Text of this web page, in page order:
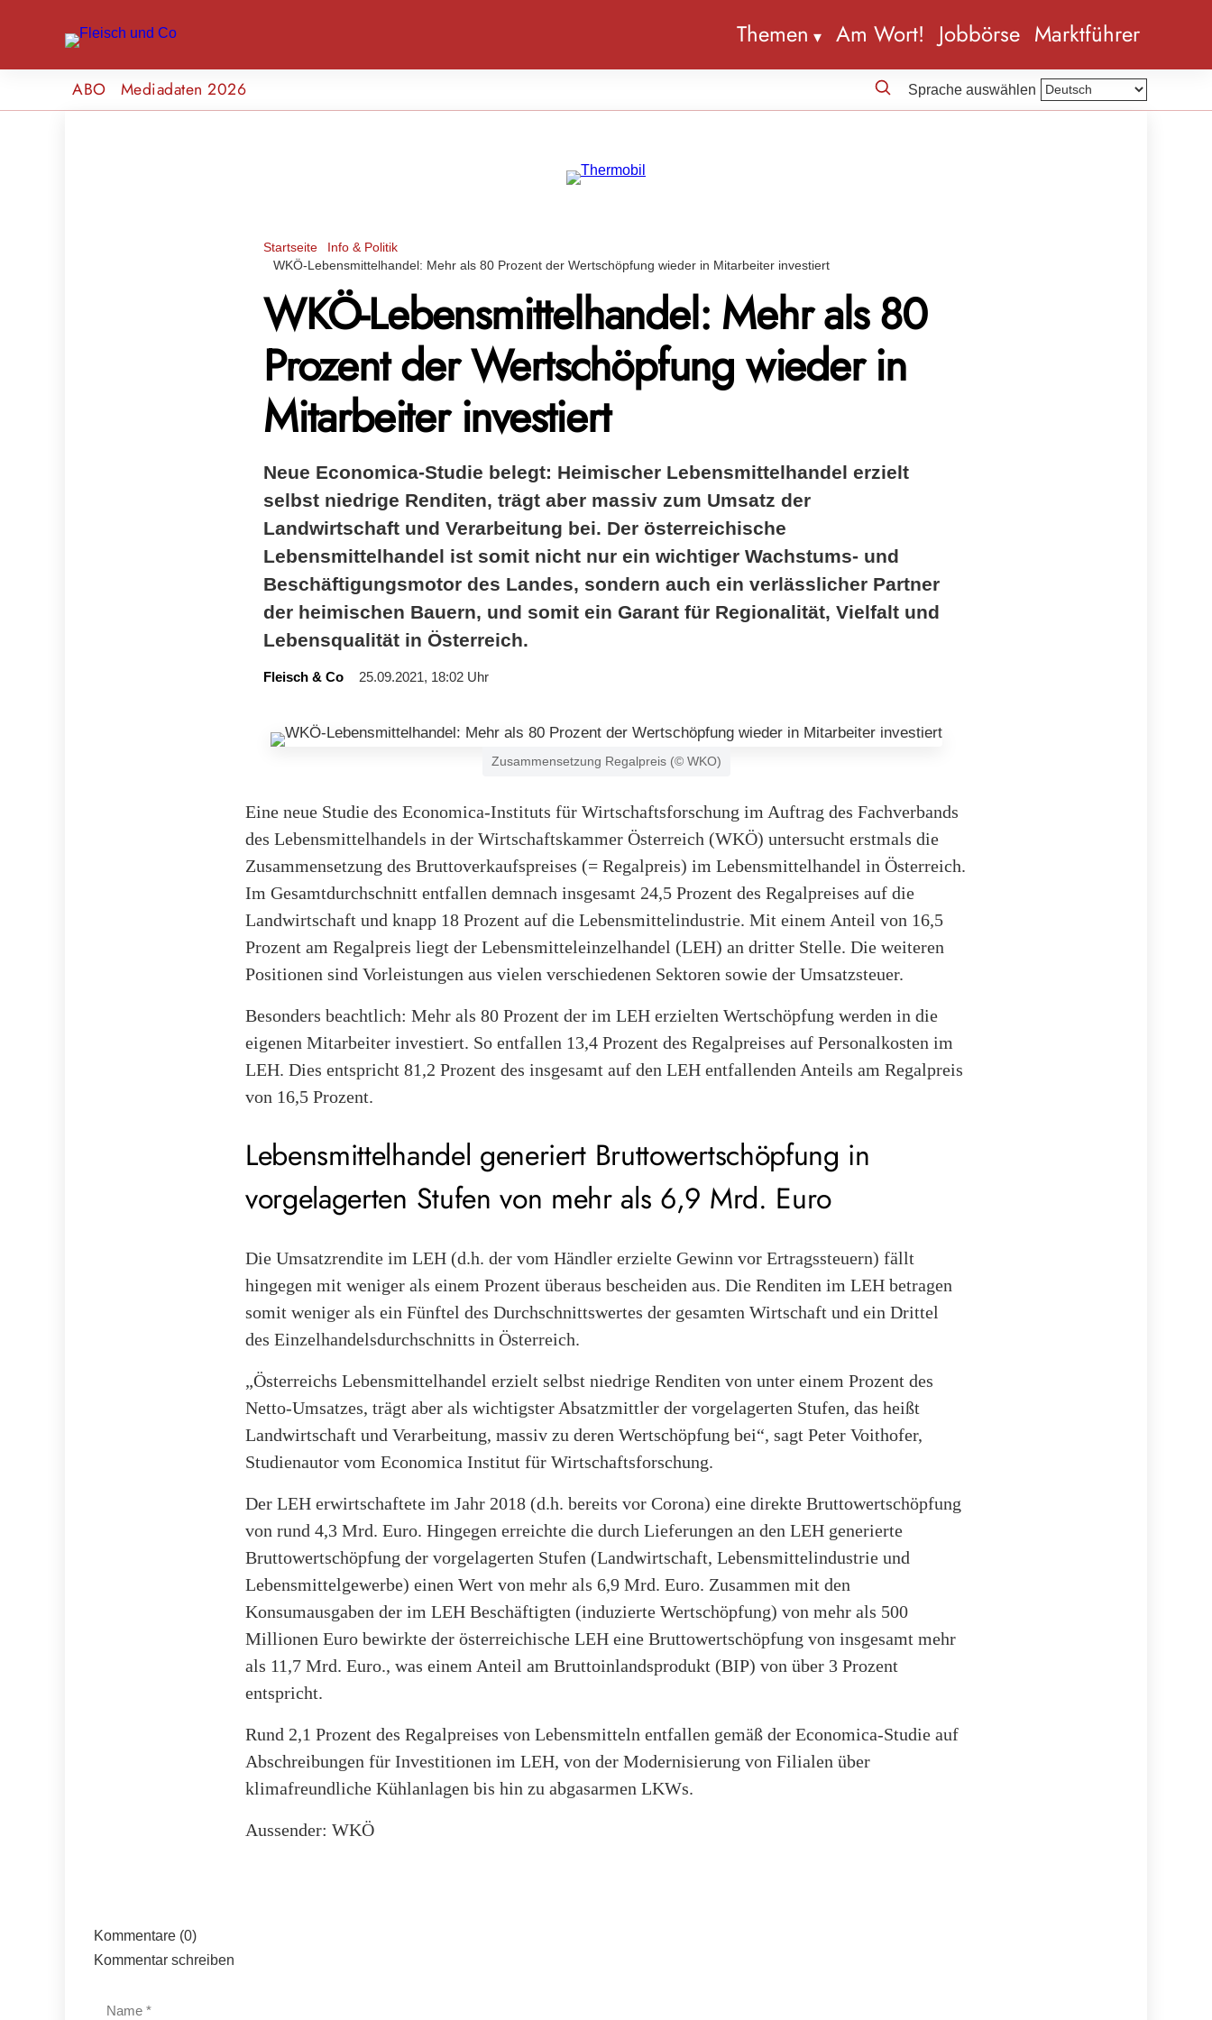
Themen Am Wort! Jobbörse Marktführer
ABO Mediadaten 2026 Sprache auswählen
Startseite
Info & Politik
WKÖ-Lebensmittelhandel: Mehr als 80 Prozent der Wertschöpfung wieder in Mitarbeiter investiert
WKÖ-Lebensmittelhandel: Mehr als 80
Prozent der Wertschöpfung wieder in
Mitarbeiter investiert
Neue Economica-Studie belegt: Heimischer Lebensmittelhandel erzielt
selbst niedrige Renditen, trägt aber massiv zum Umsatz der
Landwirtschaft und Verarbeitung bei. Der österreichische
Lebensmittelhandel ist somit nicht nur ein wichtiger Wachstums- und
Beschäftigungsmotor des Landes, sondern auch ein verlässlicher Partner
der heimischen Bauern, und somit ein Garant für Regionalität, Vielfalt und
Lebensqualität in Österreich.
Fleisch & Co 25.09.2021, 18:02 Uhr
Zusammensetzung Regalpreis (© WKO)
Eine neue Studie des Economica-Instituts für Wirtschaftsforschung im Auftrag des Fachverbands
des Lebensmittelhandels in der Wirtschaftskammer Österreich (WKÖ) untersucht erstmals die
Zusammensetzung des Bruttoverkaufspreises (= Regalpreis) im Lebensmittelhandel in Österreich.
Im Gesamtdurchschnitt entfallen demnach insgesamt 24,5 Prozent des Regalpreises auf die
Landwirtschaft und knapp 18 Prozent auf die Lebensmittelindustrie. Mit einem Anteil von 16,5
Prozent am Regalpreis liegt der Lebensmitteleinzelhandel (LEH) an dritter Stelle. Die weiteren
Positionen sind Vorleistungen aus vielen verschiedenen Sektoren sowie der Umsatzsteuer.
Besonders beachtlich: Mehr als 80 Prozent der im LEH erzielten Wertschöpfung werden in die
eigenen Mitarbeiter investiert. So entfallen 13,4 Prozent des Regalpreises auf Personalkosten im
LEH. Dies entspricht 81,2 Prozent des insgesamt auf den LEH entfallenden Anteils am Regalpreis
von 16,5 Prozent.
Lebensmittelhandel generiert Bruttowertschöpfung in
vorgelagerten Stufen von mehr als 6,9 Mrd. Euro
Die Umsatzrendite im LEH (d.h. der vom Händler erzielte Gewinn vor Ertragssteuern) fällt
hingegen mit weniger als einem Prozent überaus bescheiden aus. Die Renditen im LEH betragen
somit weniger als ein Fünftel des Durchschnittswertes der gesamten Wirtschaft und ein Drittel
des Einzelhandelsdurchschnitts in Österreich.
„Österreichs Lebensmittelhandel erzielt selbst niedrige Renditen von unter einem Prozent des
Netto-Umsatzes, trägt aber als wichtigster Absatzmittler der vorgelagerten Stufen, das heißt
Landwirtschaft und Verarbeitung, massiv zu deren Wertschöpfung bei“, sagt Peter Voithofer,
Studienautor vom Economica Institut für Wirtschaftsforschung.
Der LEH erwirtschaftete im Jahr 2018 (d.h. bereits vor Corona) eine direkte Bruttowertschöpfung
von rund 4,3 Mrd. Euro. Hingegen erreichte die durch Lieferungen an den LEH generierte
Bruttowertschöpfung der vorgelagerten Stufen (Landwirtschaft, Lebensmittelindustrie und
Lebensmittelgewerbe) einen Wert von mehr als 6,9 Mrd. Euro. Zusammen mit den
Konsumausgaben der im LEH Beschäftigten (induzierte Wertschöpfung) von mehr als 500
Millionen Euro bewirkte der österreichische LEH eine Bruttowertschöpfung von insgesamt mehr
als 11,7 Mrd. Euro., was einem Anteil am Bruttoinlandsprodukt (BIP) von über 3 Prozent
entspricht.
Rund 2,1 Prozent des Regalpreises von Lebensmitteln entfallen gemäß der Economica-Studie auf
Abschreibungen für Investitionen im LEH, von der Modernisierung von Filialen über
klimafreundliche Kühlanlagen bis hin zu abgasarmen LKWs.
Aussender: WKÖ
Kommentare (0)
Kommentar schreiben